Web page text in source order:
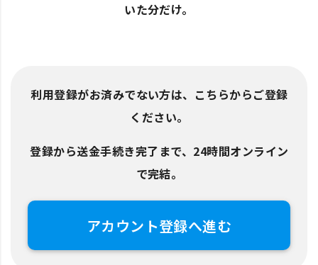
いた分だけ。
利用登録がお済みでない方は、こちらからご登録
ください。
登録から送金手続き完了まで、24時間オンライン
で完結。
アカウント登録へ進む